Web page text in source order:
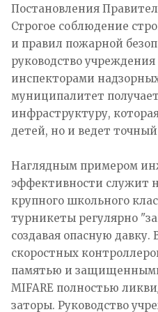
Постановления
Строгое соблюдение
и правил пожарной
руководство
инспекторами
муниципалитет
инфраструктуру,
детей, но и ведет
Наглядным примером
эффективности служит
крупного школьного
турникеты регулярно
создавая опасную
скоростных
памятью и
MIFARE полностью
заторы. Руководство